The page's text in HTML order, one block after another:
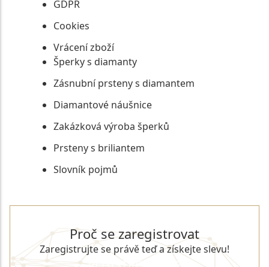
GDPR
Cookies
Vrácení zboží
Šperky s diamanty
Zásnubní prsteny s diamantem
Diamantové náušnice
Zakázková výroba šperků
Prsteny s briliantem
Slovník pojmů
Proč se zaregistrovat
Zaregistrujte se právě teď a získejte slevu!